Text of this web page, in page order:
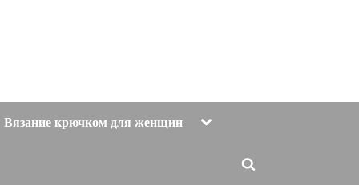
Вязание крючком для женщин Toggle
Toggle